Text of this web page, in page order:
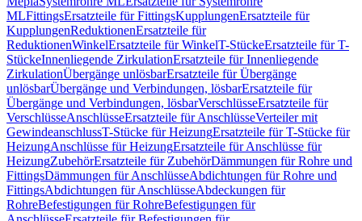
MLFittingsErsatzteile für FittingsKupplungenErsatzteile für
KupplungenReduktionenErsatzteile für
ReduktionenWinkelErsatzteile für WinkelT-StückeErsatzteile für T-
StückeInnenliegende ZirkulationErsatzteile für Innenliegende
ZirkulationÜbergänge unlösbarErsatzteile für Übergänge
unlösbarÜbergänge und Verbindungen, lösbarErsatzteile für
Übergänge und Verbindungen, lösbarVerschlüsseErsatzteile für
VerschlüsseAnschlüsseErsatzteile für AnschlüsseVerteiler mit
GewindeanschlussT-Stücke für HeizungErsatzteile für T-Stücke für
HeizungAnschlüsse für HeizungErsatzteile für Anschlüsse für
HeizungZubehörErsatzteile für ZubehörDämmungen für Rohre und
FittingsDämmungen für AnschlüsseAbdichtungen für Rohre und
FittingsAbdichtungen für AnschlüsseAbdeckungen für
RohreBefestigungen für RohreBefestigungen für